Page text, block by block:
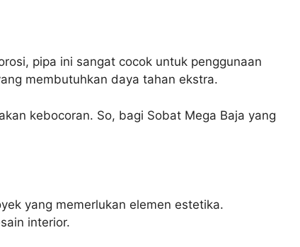
pipa ini sangat cocok untuk penggunaan
membutuhkan daya tahan ekstra.
kebocoran. So, bagi Sobat Mega Baja yang
yang memerlukan elemen estetika.
interior.